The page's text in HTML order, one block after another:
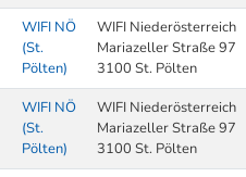
WIFI NÖ
(St.
Pölten)
WIFI Niederösterreich
Mariazeller Straße 97
3100 St. Pölten
WIFI NÖ
(St.
Pölten)
WIFI Niederösterreich
Mariazeller Straße 97
3100 St. Pölten